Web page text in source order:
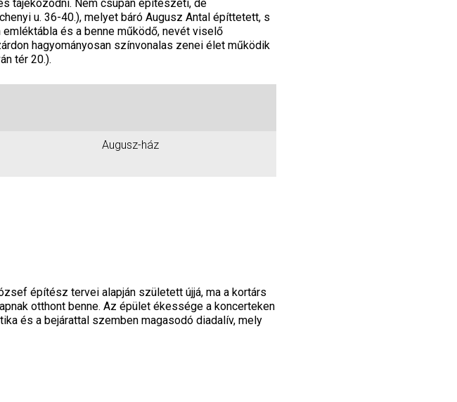
tájékozódni. Nem csupán építészeti, de
u. 36-40.), melyet báró Augusz Antal építtetett, s
és a benne működő, nevét viselő
hagyományosan színvonalas zenei élet működik
tér 20.).
Augusz-ház
építész tervei alapján született újjá, ma a kortárs
otthont benne. Az épület ékessége a koncerteken
és a bejárattal szemben magasodó diadalív, mely